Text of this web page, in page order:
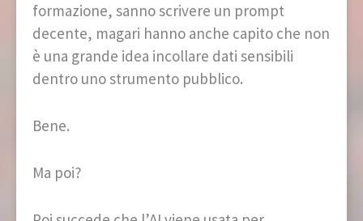
formazione, sanno scrivere un prompt
decente, magari hanno anche capito che non
è una grande idea incollare dati sensibili
dentro uno strumento pubblico.
Bene.
Ma poi?